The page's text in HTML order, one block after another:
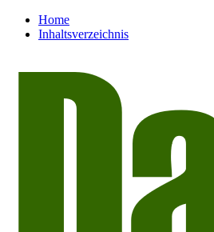
Home
Inhaltsverzeichnis